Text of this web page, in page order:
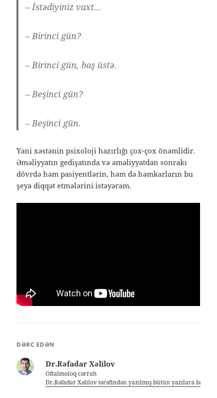
– İstədiyiniz vaxt…
– Birinci gün?
– Birinci gün, baş üstə.
– Beşinci gün?
– Beşinci gün.
Yəni xəstənin psixoloji hazırlığı çox-çox önəmlidir.
Əməliyyatın gedişatında və əməliyyatdan sonrakı
dövrdə həm pasiyentlərin, həm də həmkarların bu
şeyə diqqət etmələrini istəyərəm.
DƏRC EDƏN
Dr.Rəfadar Xəlilov
Oftalmoloq cərrah
Dr.Rəfadar Xəlilov tərəfindən yazılmış bütün yazılara bax